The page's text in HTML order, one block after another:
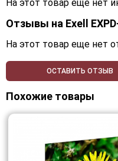
На этот товар еще нет
Отзывы на Exell
На этот товар еще нет
ОСТАВИТЬ ОТЗЫВ
Похожие товары